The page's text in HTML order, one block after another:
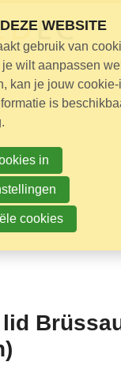
Adviseur nodig?
Opleidingen
Bijeenkomsten
Over ons
Nieuwsbrief
Nieuws
Zoek
WEBSITE
gebruik van
wilt aanpassen
kan je jouw
is
.
in
cookies